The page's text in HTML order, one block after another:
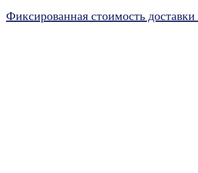
Фиксированная стоимость